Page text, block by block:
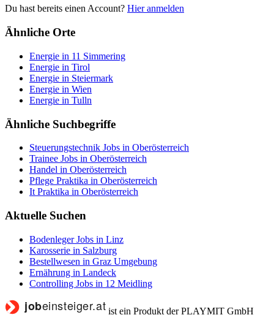
Du hast bereits einen Account? Hier anmelden
Ähnliche Orte
Energie in 11 Simmering
Energie in Tirol
Energie in Steiermark
Energie in Wien
Energie in Tulln
Ähnliche Suchbegriffe
Steuerungstechnik Jobs in Oberösterreich
Trainee Jobs in Oberösterreich
Handel in Oberösterreich
Pflege Praktika in Oberösterreich
It Praktika in Oberösterreich
Aktuelle Suchen
Bodenleger Jobs in Linz
Karosserie in Salzburg
Bestellwesen in Graz Umgebung
Ernährung in Landeck
Controlling Jobs in 12 Meidling
ist ein Produkt der PLAYMIT GmbH